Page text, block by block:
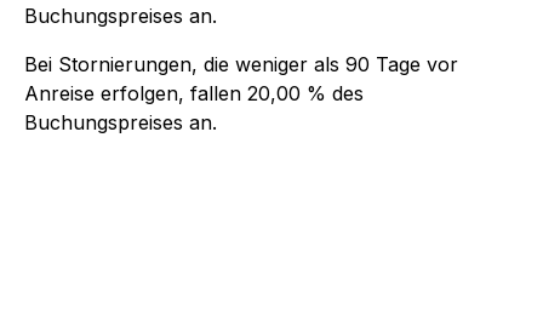
Buchungspreises an.
Bei Stornierungen, die weniger als 90 Tage vor
Anreise erfolgen, fallen 20,00 % des
Buchungspreises an.